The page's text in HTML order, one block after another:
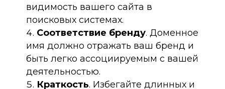
видимость вашего сайта в
поисковых системах.
Соответствие бренду. Доменное
имя должно отражать ваш бренд и
быть легко ассоциируемым с вашей
деятельностью.
Краткость. Избегайте длинных и